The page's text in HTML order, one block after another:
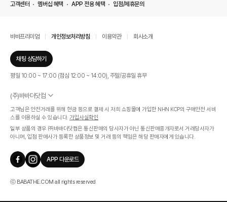
고객센터 멤버십 혜택 APP 전용 혜택 입점/제휴문의
바바프리미엄 개인정보처리방침 이용약관 회사소개
채팅 상담하기
평일 10:00 ~ 17:00 (점심 12:00 ~ 14:00), 주말/공휴일 휴무
(주)바바더닷컴
서울특별시 서초구 신반포로 339, 논현빌딩 (대표이사 : 문인식)
사업자 등록번호 569-86-01308
통신판매업신고번호 제 2019 - 서울 서초 - 1268호
개인정보관리책임자 : 김효영
인증범위
온라인 쇼핑몰 서비스(바바더닷컴)
유효기간
2024.07.17 ~ 2027.07.16
고객님은 안전거래를 위해 현금 등으로 결제 시 저희 쇼핑몰에 가입한 NHN KCP의 구매안전 서비
스를 이용하실 수 있습니다. 가입사실확인
일부 상품의 경우 ㈜바바더닷컴은 통신판매의 당사자가 아닌 통신판매중개자로서 거래당사자가
아니며, 입점 판매사가 등록한 상품정보 및 거래 등의 책임은 해당 판매자에게 있습니다.
APP 다운로드
ⓒ BABATHE.COM all rights reserved